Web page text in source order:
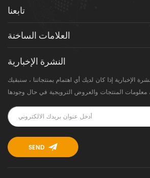
تابعنا
العلامات الساخنة
النشرة الإخبارية
الإخبارية إذا كان لديك أي اهتمام بمنتجاتنا ، سنبقيك